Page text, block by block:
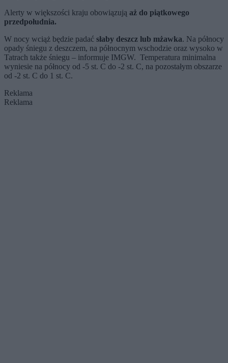
Alerty w większości kraju obowiązują aż do piątkowego
przedpołudnia.
W nocy wciąż będzie padać słaby deszcz lub mżawka. Na północy
opady śniegu z deszczem, na północnym wschodzie oraz wysoko w
Tatrach także śniegu – informuje IMGW. Temperatura minimalna
wyniesie na północy od -5 st. C do -2 st. C, na pozostałym obszarze
od -2 st. C do 1 st. C.
Reklama
Reklama